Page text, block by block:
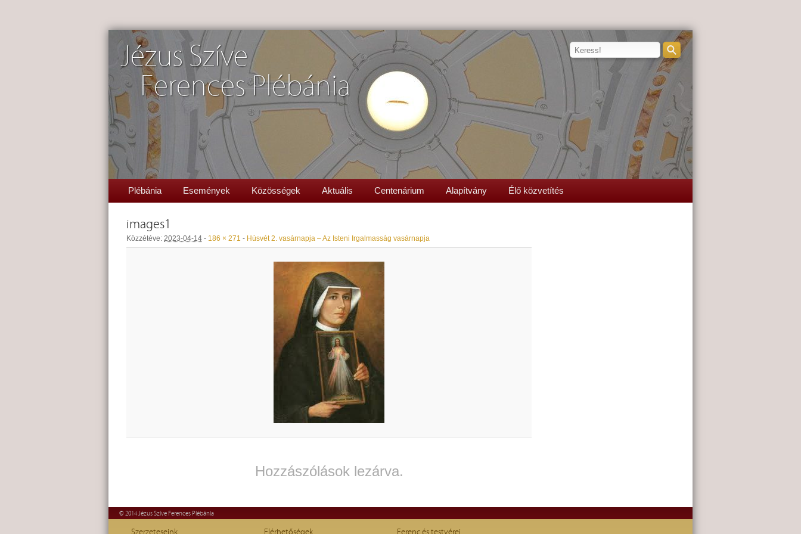
Jézus Szíve
Ferences Plébánia
Plébánia Események Közösségek Aktuális Centenárium Alapítvány Élő közvetítés
images1
Közzétéve: 2023-04-14 - 186 × 271 - Húsvét 2. vasárnapja – Az Isteni Irgalmasság vasárnapja
Hozzászólások lezárva.
© 2014 Jézus Szíve Ferences Plébánia